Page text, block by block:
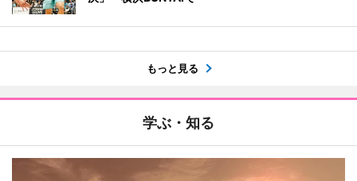
もっと見る
学ぶ・知る